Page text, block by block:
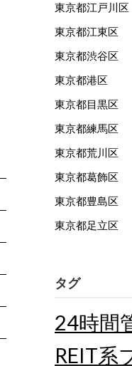
東京都江戸川区
東京都江東区
東京都渋谷区
東京都港区
東京都目黒区
東京都練馬区
東京都荒川区
東京都葛飾区
東京都豊島区
東京都足立区
タグ
24時間
REIT系